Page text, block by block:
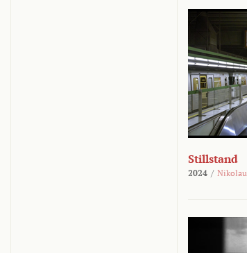
Stillstand
2024 /